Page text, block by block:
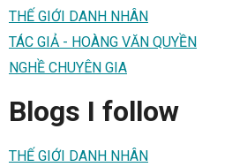
THẾ GIỚI DANH NHÂN
TÁC GIẢ - HOÀNG VĂN QUYỀN
NGHỀ CHUYÊN GIA
Blogs I follow
THẾ GIỚI DANH NHÂN